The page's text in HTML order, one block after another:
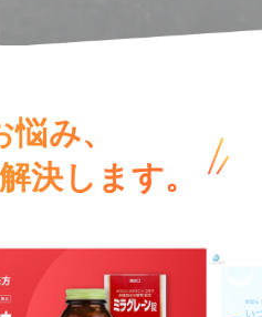
み、
決します。